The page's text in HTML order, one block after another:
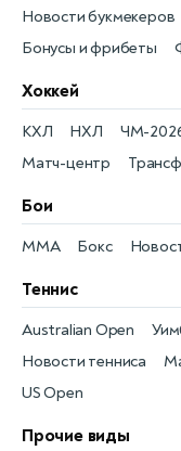
Бонусы и фрибеты
Новости букмекеров
Хоккей
КХЛ
Матч-центр
НХЛ
ЧМ-
Бои
MMA Бокс
Теннис
Новости тенниса
Australian Open
US Open
Прочие виды